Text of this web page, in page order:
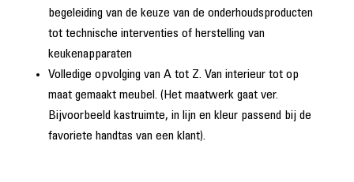
begeleiding van de keuze van de onderhoudsproducten
tot technische interventies of herstelling van
keukenapparaten
Volledige opvolging van A tot Z. Van interieur tot op
maat gemaakt meubel. (Het maatwerk gaat ver.
Bijvoorbeeld kastruimte, in lijn en kleur passend bij de
favoriete handtas van een klant).